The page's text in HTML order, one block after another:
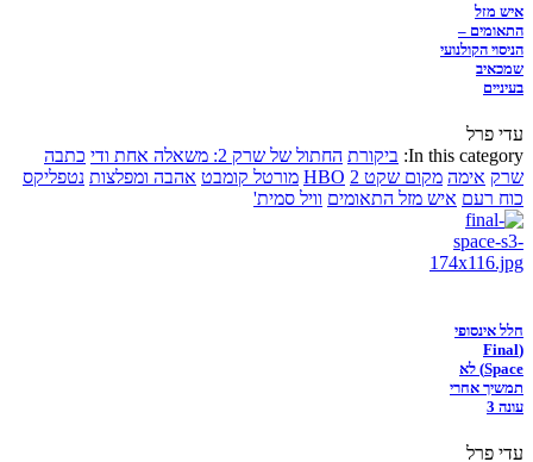
איש מזל
התאומים –
הניסוי הקולנועי
שמכאיב
בעיניים
עדי פרל
In this category: ביקורת החתול של שרק 2: משאלה אחת ודי
כתבה
שרק אימה מקום שקט 2 HBO מורטל קומבט אהבה ומפלצות נטפליקס
כוח רעם איש מזל התאומים וויל סמית'
חלל אינסופי
(Final
Space) לא
תמשיך אחרי
עונה 3
עדי פרל